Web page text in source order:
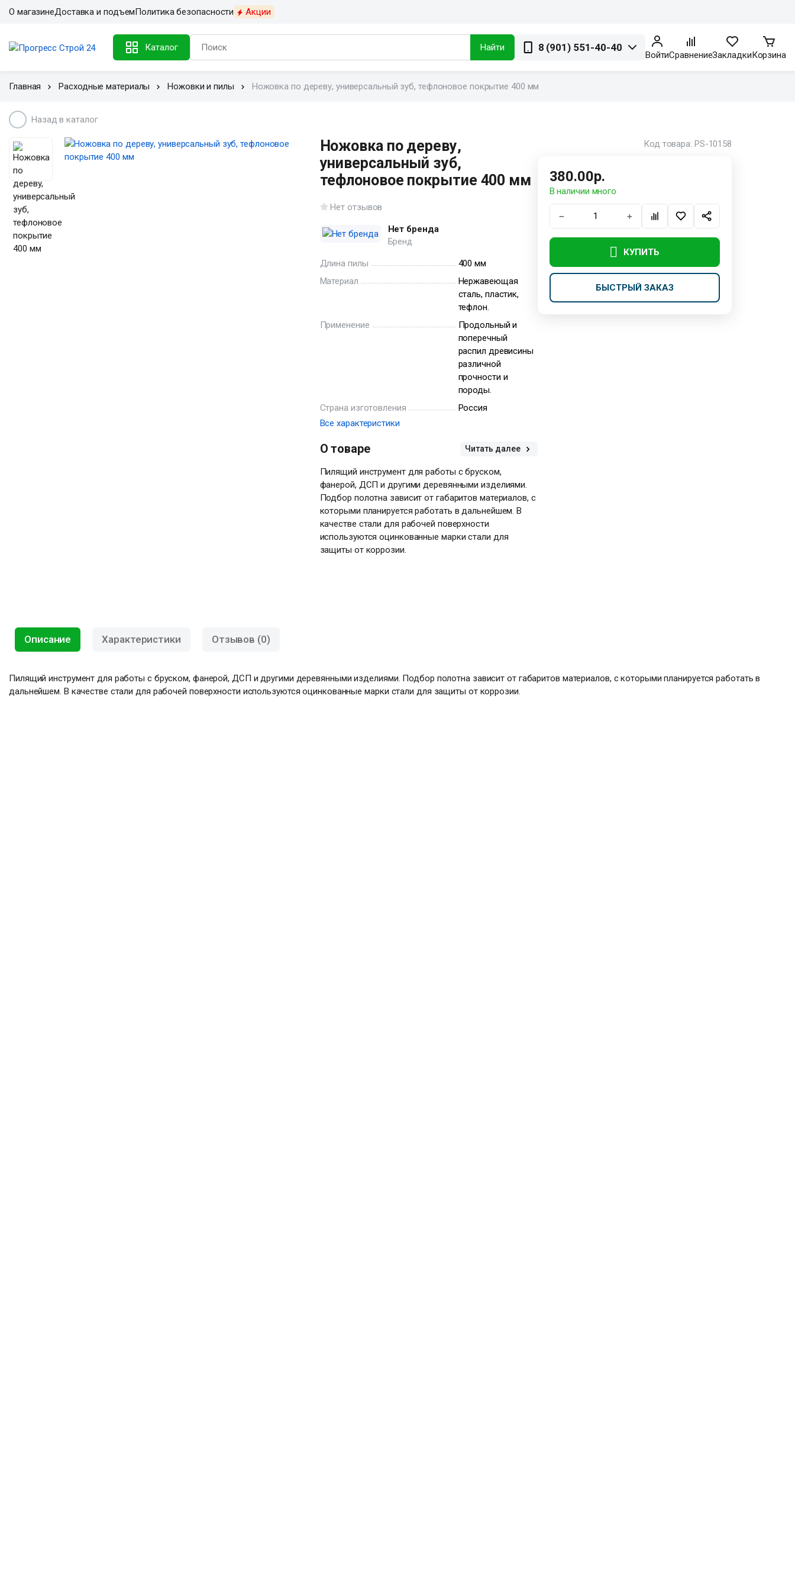
О магазинеДоставка и подъемПолитика безопасности Акции
Каталог Найти 8 (901) 551-40-40
ВойтиСравнениеЗакладкиКорзина
Главная Расходные материалы Ножовки и пилы Ножовка по дереву, универсальный зуб, тефлоновое покрытие 400 мм
Назад в каталог
Ножовка по дереву,
универсальный зуб,
тефлоновое покрытие 400 мм
Нет отзывов
Нет бренда
Бренд
Длина пилы
400 мм
Материал
Нержавеющая
сталь, пластик,
тефлон.
Применение
Продольный и
поперечный
распил древисины
различной
прочности и
породы.
Страна изготовления
Россия
Все характеристики
О товаре Читать далее
Пилящий инструмент для работы с бруском,
фанерой, ДСП и другими деревянными изделиями.
Подбор полотна зависит от габаритов материалов, с
которыми планируется работать в дальнейшем. В
качестве стали для рабочей поверхности
используются оцинкованные марки стали для
защиты от коррозии.
Код товара: PS-10158
380.00р.
В наличии много
− +
КУПИТЬ
БЫСТРЫЙ ЗАКАЗ
Описание Характеристики Отзывов (0)
Пилящий инструмент для работы с бруском, фанерой, ДСП и другими деревянными изделиями. Подбор полотна зависит от габаритов материалов, с которыми планируется работать в
дальнейшем. В качестве стали для рабочей поверхности используются оцинкованные марки стали для защиты от коррозии.